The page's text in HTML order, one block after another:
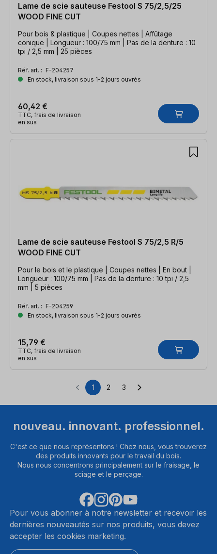
Lame de scie sauteuse Festool S 75/2,5/25
WOOD FINE CUT
Pour bois & plastique | Coupes nettes | Affûtage
conique | Longueur : 100/75 mm | Pas de la denture : 10
tpi / 2,5 mm | 25 pièces
Réf. art. : F-204257
En stock, livraison sous 1-2 jours ouvrés
60,42 €
TTC, frais de livraison
en sus
Lame de scie sauteuse Festool S 75/2,5 R/5
WOOD FINE CUT
Pour le bois et le plastique | Coupes nettes | En bout |
Longueur : 100/75 mm | Pas de la denture : 10 tpi / 2,5
mm | 5 pièces
Réf. art. : F-204259
En stock, livraison sous 1-2 jours ouvrés
15,79 €
TTC, frais de livraison
en sus
Page
1 Page
2 Page
3
nouveau. innovant. professionnel.
C'est ce que nous représentons ! Chez nous, vous trouverez
des produits innovants pour le travail du bois.
Nous nous concentrons principalement sur le fraisage, le
sciage et le perçage.
Pour vous abonner à notre newsletter et recevoir les
dernières nouveautés sur nos produits, vous devez
accepter les cookies marketing.